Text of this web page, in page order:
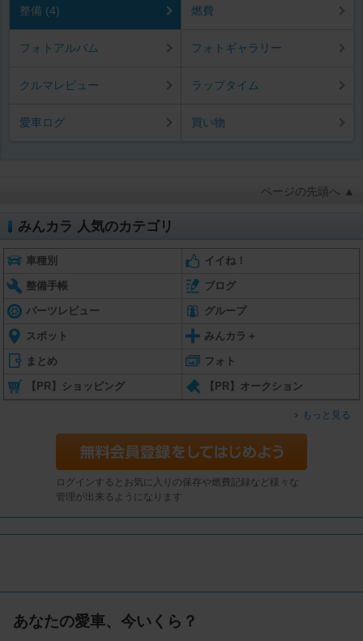
整備 (4) 燃費
フォトアルバム フォトギャラリー
クルマレビュー ラップタイム
愛車ログ 買い物
ページの先頭へ ▲
みんカラ 人気のカテゴリ
車種別 イイね！
整備手帳 ブログ
パーツレビュー グループ
スポット みんカラ＋
まとめ フォト
【PR】ショッピング 【PR】オークション
もっと見る
ログインするとお気に入りの保存や燃費記録など様々な
管理が出来るようになります
あなたの愛車、今いくら？